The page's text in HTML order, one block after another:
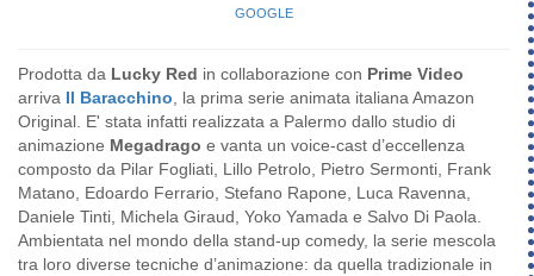
Prodotta da Lucky Red in collaborazione con Prime Video
arriva Il Baracchino , la prima serie animata italiana Amazon
Original. E' stata infatti realizzata a Palermo dallo studio di
animazione Megadrago e vanta un voice-cast d’eccellenza
composto da Pilar Fogliati, Lillo Petrolo, Pietro Sermonti, Frank
Matano, Edoardo Ferrario, Stefano Rapone, Luca Ravenna,
Daniele Tinti, Michela Giraud, Yoko Yamada e Salvo Di Paola.
Ambientata nel mondo della stand-up comedy, la serie mescola
tra loro diverse tecniche d’animazione: da quella tradizionale in